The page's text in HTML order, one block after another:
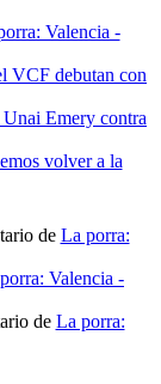
Valencia -
VCF debutan con
Emery contra
volver a la
de La porra:
Valencia -
de La porra: